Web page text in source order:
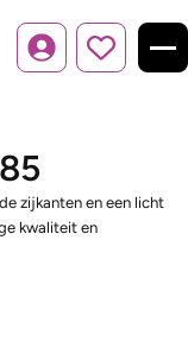
Inloggen
zijkanten en een licht
kwaliteit en